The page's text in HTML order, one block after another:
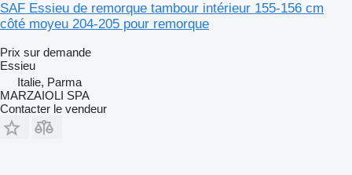
SAF Essieu de remorque tambour intérieur 155-156 cm
côté moyeu 204-205 pour remorque
Prix sur demande
Essieu
Italie, Parma
MARZAIOLI SPA
Contacter le vendeur